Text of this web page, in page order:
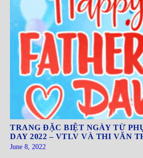
TRANG ĐẶC BIỆT NGÀY TỪ
DAY 2022 – VTLV VÀ THI VĂN
June 8, 2022